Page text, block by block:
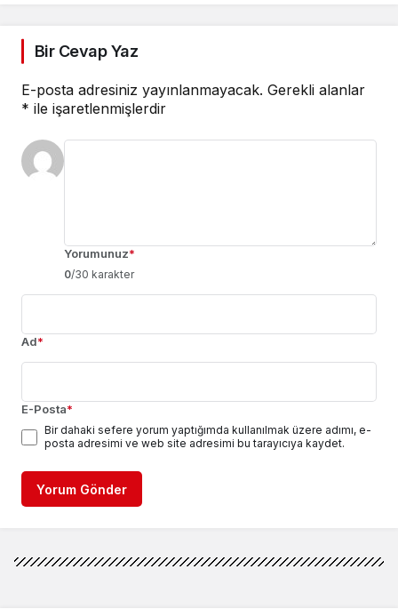
Bir Cevap Yaz
E-posta adresiniz yayınlanmayacak. Gerekli alanlar
* ile işaretlenmişlerdir
Yorumunuz*
0/30 karakter
Ad*
E-Posta*
Bir dahaki sefere yorum yaptığımda kullanılmak üzere adımı, e-
posta adresimi ve web site adresimi bu tarayıcıya kaydet.
Yorum Gönder